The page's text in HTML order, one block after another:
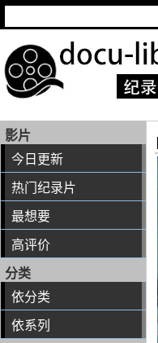
影片
今日更新
热门纪录片
最想要
高评价
分类
依分类
依系列